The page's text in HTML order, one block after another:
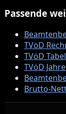
Passende
TVöD
TVöD
TVöD